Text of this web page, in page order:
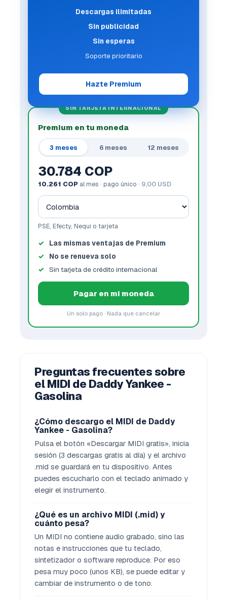
Descargas ilimitadas
Sin publicidad
Sin esperas
Soporte prioritario
Hazte Premium
SIN TARJETA INTERNACIONAL
Premium en tu moneda
3 meses 6 meses 12 meses
30.784 COP
10.261 COP al mes · pago único · 9,00 USD
PSE, Efecty, Nequi o tarjeta
Las mismas ventajas de Premium
No se renueva solo
Sin tarjeta de crédito internacional
Pagar en mi moneda
Un solo pago · Nada que cancelar
Preguntas frecuentes sobre
el MIDI de Daddy Yankee -
Gasolina
¿Cómo descargo el MIDI de Daddy
Yankee - Gasolina?
Pulsa el botón «Descargar MIDI gratis», inicia
sesión (3 descargas gratis al día) y el archivo
.mid se guardará en tu dispositivo. Antes
puedes escucharlo con el teclado animado y
elegir el instrumento.
¿Qué es un archivo MIDI (.mid) y
cuánto pesa?
Un MIDI no contiene audio grabado, sino las
notas e instrucciones que tu teclado,
sintetizador o software reproduce. Por eso
pesa muy poco (unos KB), se puede editar y
cambiar de instrumento o de tono.